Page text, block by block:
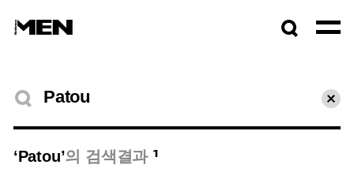
검색결과
초기
‘Patou’의 검색결과 1